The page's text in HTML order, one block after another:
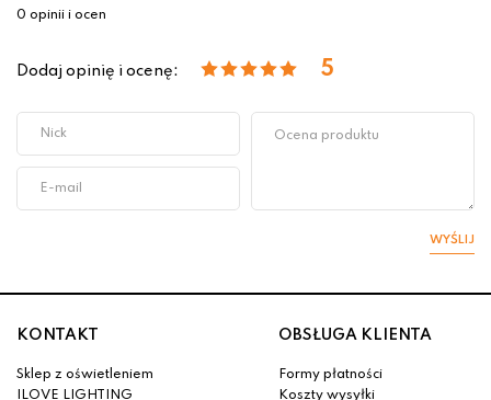
0 opinii i ocen
Dodaj opinię i ocenę: 5
WYŚLIJ
KONTAKT
Sklep z oświetleniem
ILOVE LIGHTING
OBSŁUGA KLIENTA
Formy płatności
Koszty wysyłki